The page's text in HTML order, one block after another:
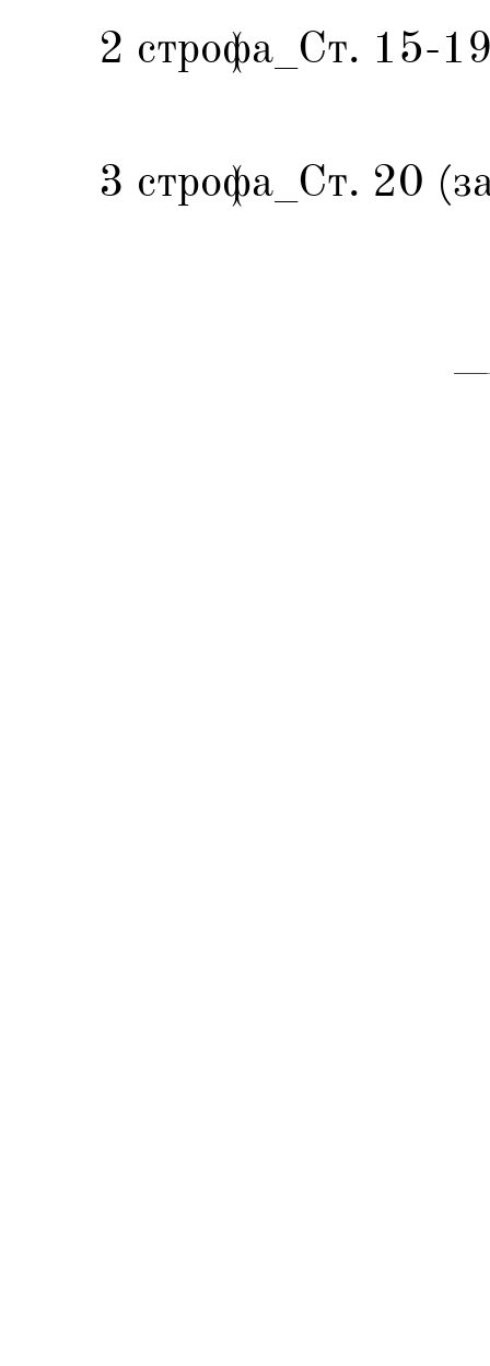
2 строфа_Ст. 15-
3 строфа_Ст. 20